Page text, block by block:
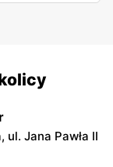
ul. Jana Pawła II